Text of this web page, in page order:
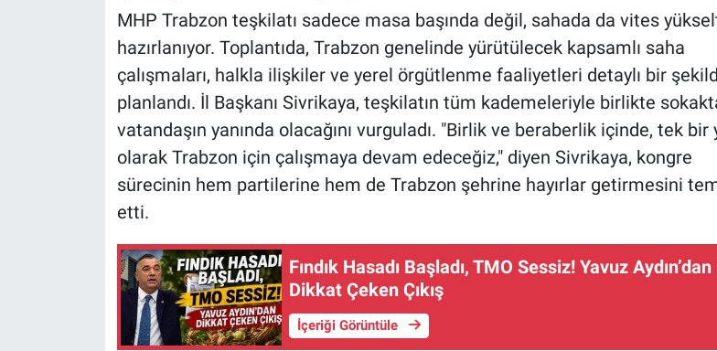
MHP Trabzon teşkilatı sadece masa başında değil, sahada da vites
hazırlanıyor. Toplantıda, Trabzon genelinde yürütülecek kapsamlı saha
çalışmaları, halkla ilişkiler ve yerel örgütlenme faaliyetleri detaylı bir
planlandı. İl Başkanı Sivrikaya, teşkilatın tüm kademeleriyle birlikte
vatandaşın yanında olacağını vurguladı. "Birlik ve beraberlik içinde, tek bir
olarak Trabzon için çalışmaya devam edeceğiz," diyen Sivrikaya, kongre
sürecinin hem partilerine hem de Trabzon şehrine hayırlar getirmesini
etti.
Fındık Hasadı Başladı, TMO Sessiz! Yavuz Aydın’dan
Dikkat Çeken Çıkış
İçeriği Görüntüle